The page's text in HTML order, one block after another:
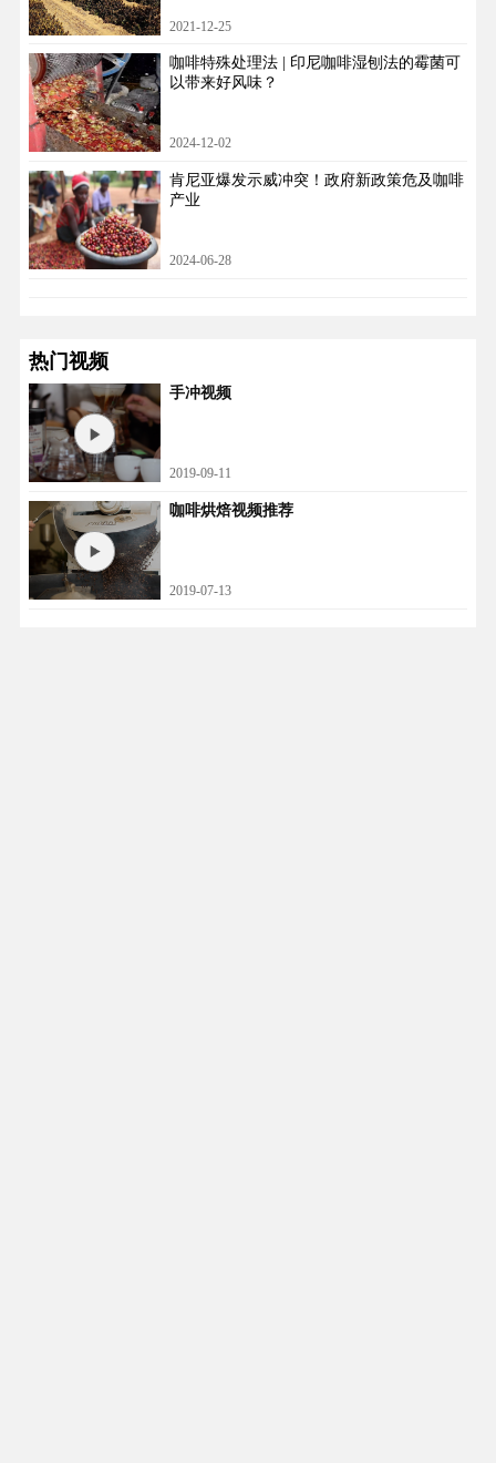
2021-12-25
咖啡特殊处理法 | 印尼咖啡湿刨法的霉菌可
以带来好风味？
2024-12-02
肯尼亚爆发示威冲突！政府新政策危及咖啡
产业
2024-06-28
热门视频
手冲视频
2019-09-11
咖啡烘焙视频推荐
2019-07-13